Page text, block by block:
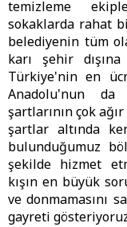
temizleme
sokaklarda rahat
belediyenin tüm
karı şehir dışına
Türkiye'nin en
Anadolu'nun
şartlarının çok
şartlar altında
bulunduğumuz
şekilde hizmet
kışın en büyük
ve donmamasını
gayreti